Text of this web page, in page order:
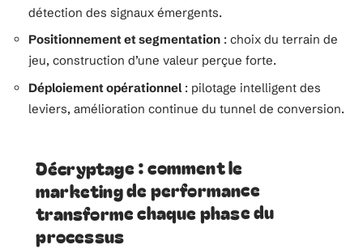
détection des signaux émergents.
Positionnement et segmentation : choix du terrain de
jeu, construction d’une valeur perçue forte.
Déploiement opérationnel : pilotage intelligent des
leviers, amélioration continue du tunnel de conversion.
Décryptage : comment le
marketing de performance
transforme chaque phase du
processus